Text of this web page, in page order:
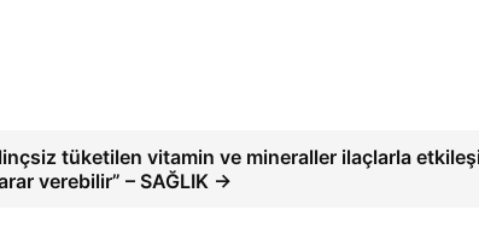
tüketilen vitamin ve mineraller ilaçlarla
verebilir” – SAĞLIK →